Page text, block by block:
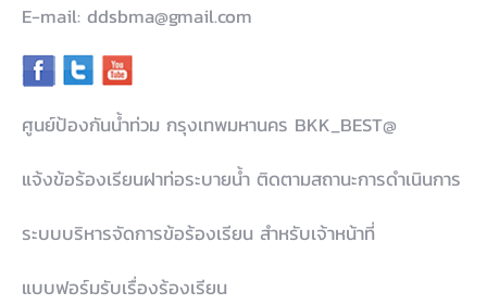
E-mail: ddsbma@gmail.com
ศูนย์ป้องกันน้ำท่วม กรุงเทพมหานคร BKK_BEST@
แจ้งข้อร้องเรียนฝาท่อระบายน้ำ ติดตามสถานะการดำเนินการ
ระบบบริหารจัดการข้อร้องเรียน สำหรับเจ้าหน้าที่
แบบฟอร์มรับเรื่องร้องเรียน